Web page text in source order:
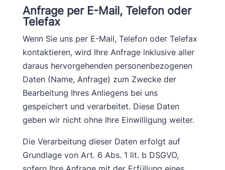
Anfrage per E-Mail, Telefon oder
Telefax
Wenn Sie uns per E-Mail, Telefon oder Telefax
kontaktieren, wird Ihre Anfrage inklusive aller
daraus hervorgehenden personenbezogenen
Daten (Name, Anfrage) zum Zwecke der
Bearbeitung Ihres Anliegens bei uns
gespeichert und verarbeitet. Diese Daten
geben wir nicht ohne Ihre Einwilligung weiter.
Die Verarbeitung dieser Daten erfolgt auf
Grundlage von Art. 6 Abs. 1 lit. b DSGVO,